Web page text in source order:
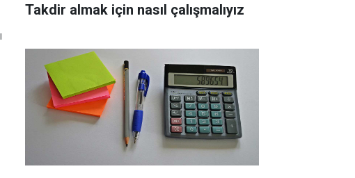
Takdir almak için nasıl çalışmalıyız